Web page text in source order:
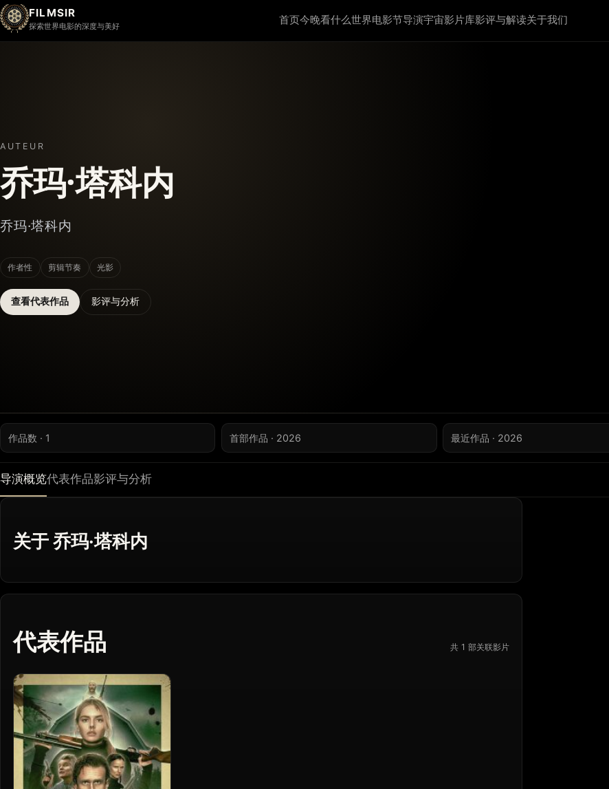
FILMSIR
探索世界电影的深度与美好 首页今晚看什么世界电影节导演宇宙影片库影评与解读关于我们
AUTEUR
乔玛·塔科内
乔玛·塔科内
作者性 剪辑节奏 光影
查看代表作品 影评与分析
作品数 · 1 首部作品 · 2026 最近作品 · 2026
导演概览代表作品影评与分析
关于 乔玛·塔科内
代表作品 共 1 部关联影片